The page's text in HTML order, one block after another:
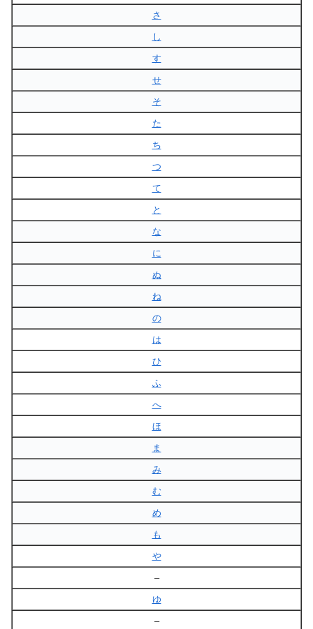
さ
し
す
せ
そ
た
ち
つ
て
と
な
に
ぬ
ね
の
は
ひ
ふ
へ
ほ
ま
み
む
め
も
や
–
ゆ
–